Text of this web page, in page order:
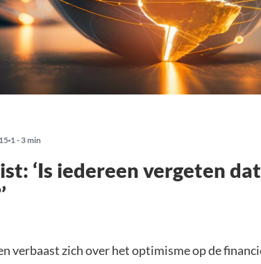
1 - 3 min
‘Is iedereen vergeten
verbaast zich over het optimisme op de